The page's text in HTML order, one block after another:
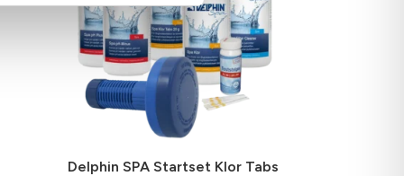
Delphin SPA Startset Klor Tabs